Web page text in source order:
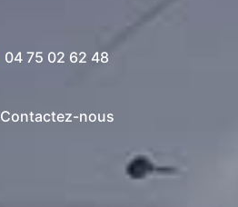
04 75 02 62 48
Contactez-nous